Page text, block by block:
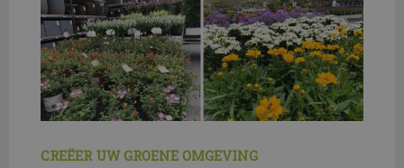
CREËER UW GROENE OMGEVING